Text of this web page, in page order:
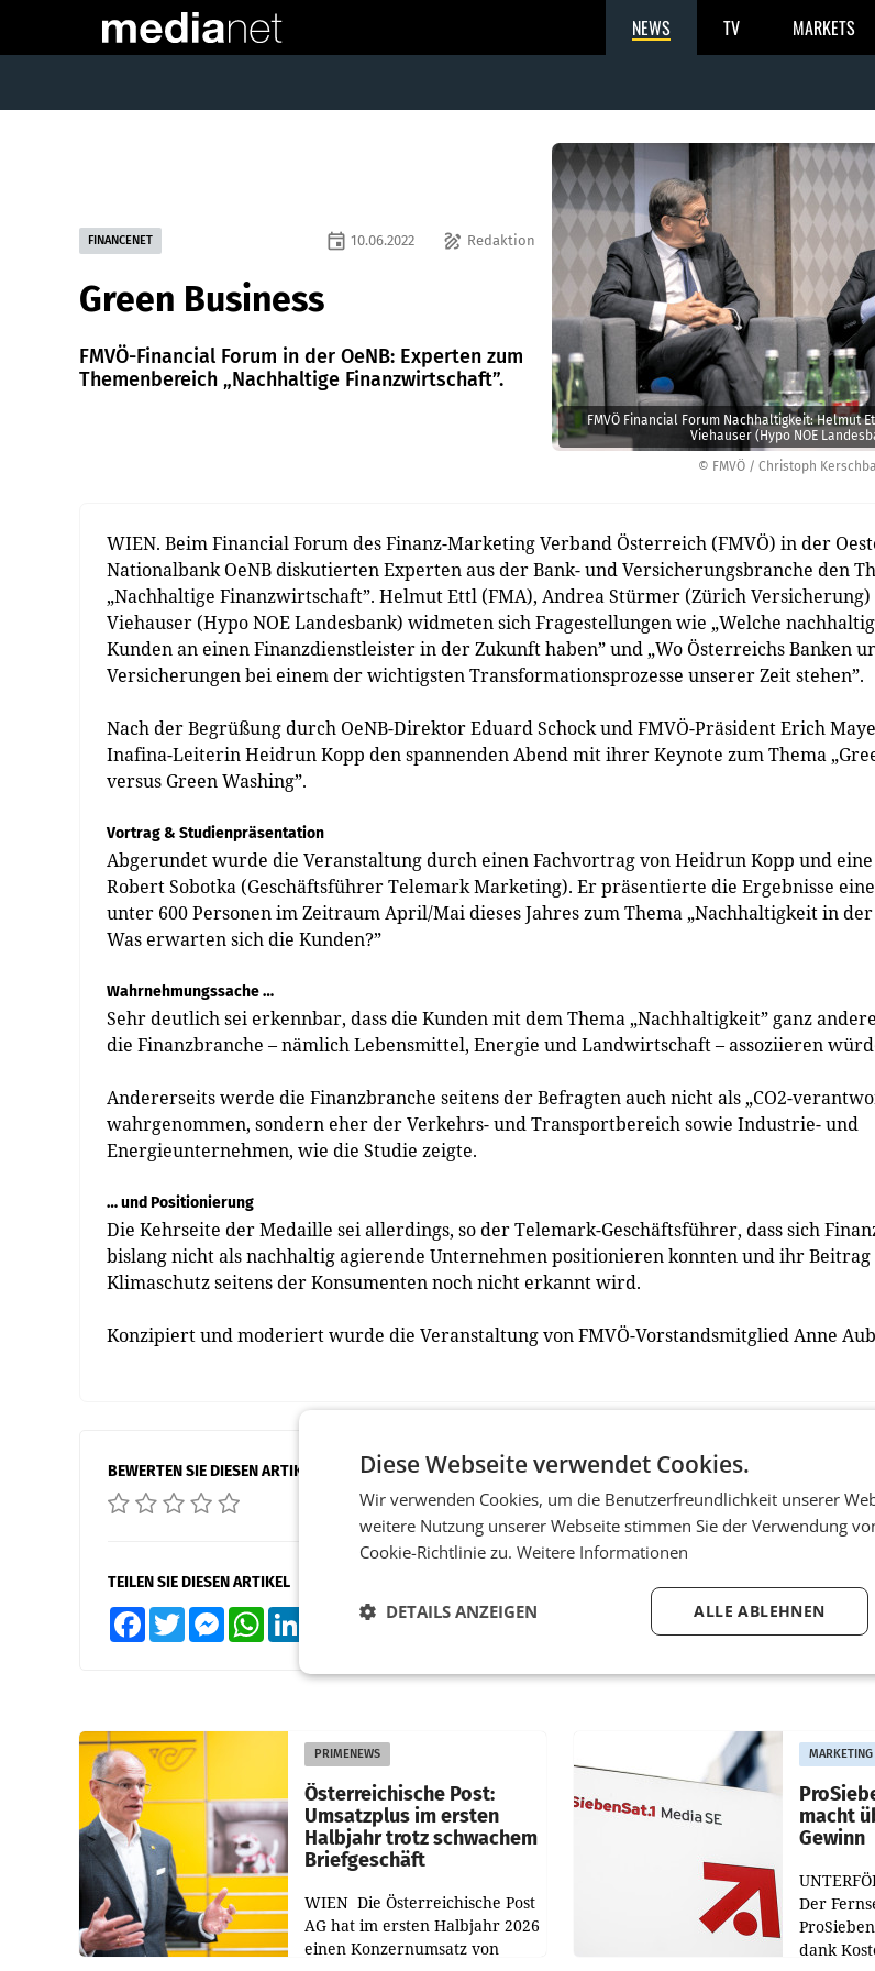
NEWS TV MARKETS
© FMVÖ / Christoph
FMVÖ Financial Forum Nachhaltigkeit: Helmut
Viehauser (Hypo NOE
FINANCENET draw Redaktion
event 10.06.2022
Green Business
FMVÖ-Financial Forum in der OeNB: Experten zum
Themenbereich „Nachhaltige Finanzwirtschaft”.
WIEN. Beim Financial Forum des Finanz-Marketing Verband Österreich (FMVÖ) in der
Nationalbank OeNB diskutierten Experten aus der Bank- und Versicherungsbranche den
„Nachhaltige Finanzwirtschaft”. Helmut Ettl (FMA), Andrea Stürmer (Zürich
Viehauser (Hypo NOE Landesbank) widmeten sich Fragestellungen wie „Welche
Kunden an einen Finanzdienstleister in der Zukunft haben” und „Wo Österreichs Banken
Versicherungen bei einem der wichtigsten Transformationsprozesse unserer Zeit stehen”.
Nach der Begrüßung durch OeNB-Direktor Eduard Schock und FMVÖ-Präsident Erich
Inafina-Leiterin Heidrun Kopp den spannenden Abend mit ihrer Keynote zum Thema
versus Green Washing”.
Vortrag & Studienpräsentation
Abgerundet wurde die Veranstaltung durch einen Fachvortrag von Heidrun Kopp und
Robert Sobotka (Geschäftsführer Telemark Marketing). Er präsentierte die Ergebnisse
unter 600 Personen im Zeitraum April/Mai dieses Jahres zum Thema „Nachhaltigkeit in
Was erwarten sich die Kunden?”
Wahrnehmungssache …
Sehr deutlich sei erkennbar, dass die Kunden mit dem Thema „Nachhaltigkeit” ganz
die Finanzbranche – nämlich Lebensmittel, Energie und Landwirtschaft – assoziieren
Andererseits werde die Finanzbranche seitens der Befragten auch nicht als „CO2-
wahrgenommen, sondern eher der Verkehrs- und Transportbereich sowie Industrie- und
Energieunternehmen, wie die Studie zeigte.
… und Positionierung
Die Kehrseite der Medaille sei allerdings, so der Telemark-Geschäftsführer, dass sich
bislang nicht als nachhaltig agierende Unternehmen positionieren konnten und ihr Beitrag
Klimaschutz seitens der Konsumenten noch nicht erkannt wird.
Konzipiert und moderiert wurde die Veranstaltung von FMVÖ-Vorstandsmitglied Anne
BEWERTEN SIE DIESEN ARTIKEL
TEILEN SIE DIESEN ARTIKEL
FacebookTwitter MessengerWhatsApp XING Teilen
PRIMENEWS
Österreichische Post:
Umsatzplus im ersten
Halbjahr trotz schwachem
Briefgeschäft
WIEN Die Österreichische Post
AG hat im ersten Halbjahr 2026
einen Konzernumsatz von
macht
Gewinn
Der
dank
Diese Webseite verwendet Cookies.
Wir verwenden Cookies, um die Benutzerfreundlichkeit unserer
weitere Nutzung unserer Webseite stimmen Sie der Verwendung
Cookie-Richtlinie zu. Weitere Informationen
ALLE ABLEHNEN
DETAILS ANZEIGEN